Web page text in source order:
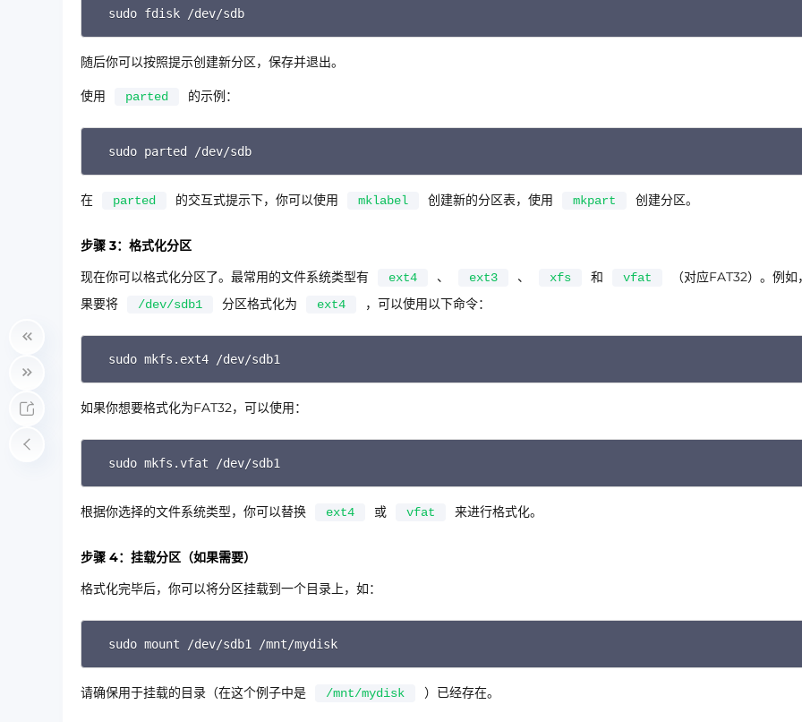
sudo fdisk /dev/sdb
随后你可以按照提示创建新分区，保存并退出。
使用 parted 的示例：
sudo parted /dev/sdb
在 parted 的交互式提示下，你可以使用 mklabel 创建新的分区表，使用 mkpart 创建分区。
步骤 3：格式化分区
现在你可以格式化分区了。最常用的文件系统类型有
ext4 、 ext3 、 xfs 和 vfat
（对应FAT32）。例如
果要将
/dev/sdb1 分区格式化为 ext4 ，可以使用以下命令：
sudo mkfs.ext4 /dev/sdb1
如果你想要格式化为FAT32，可以使用：
sudo mkfs.vfat /dev/sdb1
根据你选择的文件系统类型，你可以替换 ext4 或 vfat 来进行格式化。
步骤 4：挂载分区（如果需要）
格式化完毕后，你可以将分区挂载到一个目录上，如：
sudo mount /dev/sdb1 /mnt/mydisk
请确保用于挂载的目录（在这个例子中是 /mnt/mydisk ）已经存在。